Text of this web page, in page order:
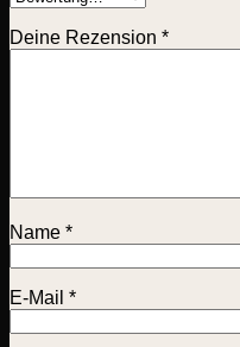
Deine Rezension *
Name *
E-Mail *